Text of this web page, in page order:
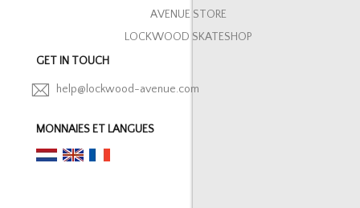
AVENUE STORE
LOCKWOOD SKATESHOP
GET IN TOUCH
help@lockwood-avenue.com
MONNAIES ET LANGUES